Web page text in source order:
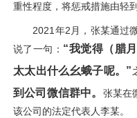
重性程度，将惩戒措施由轻
2021年2月，张某通过微
说了一句： “我觉得（腊
太太出什么幺蛾子呢。”
到公司微信群中。 张某在
该公司的法定代表人李某。